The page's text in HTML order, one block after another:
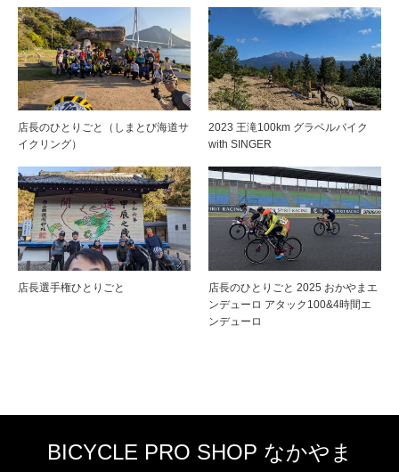
店長のひとりごと（しまとび海道サ
イクリング）
2023 王滝100km グラベルバイク
with SINGER
店長選手権ひとりごと
店長のひとりごと 2025 おかやまエ
ンデューロ アタック100&4時間エ
ンデューロ
BICYCLE PRO SHOP なかやま